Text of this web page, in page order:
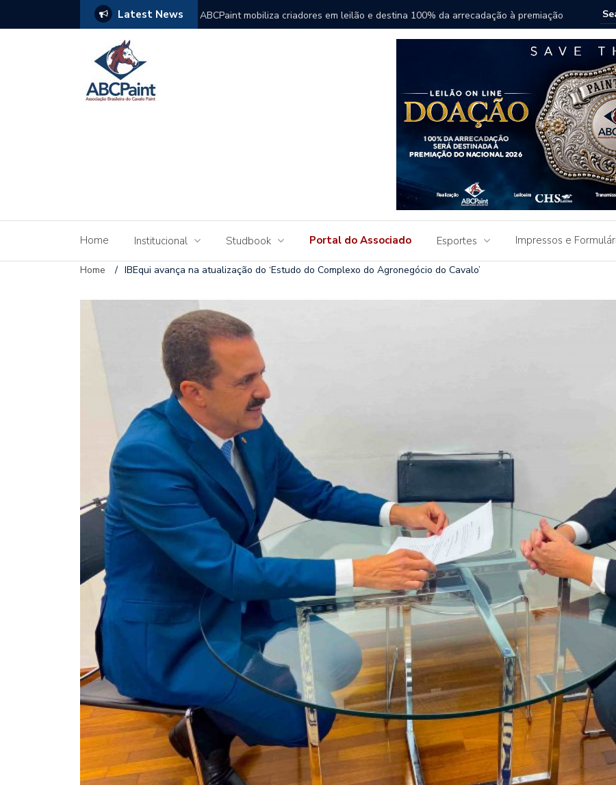
Latest News
100% da arrecadação à premiação Genética brasileira ganha destaque em Leilão Paint Horse do Uruguai
Leilão
do Paint
Home Institucional Studbook Portal do Associado Esportes Impressos e
Home / IBEqui avança na atualização do ‘Estudo do Complexo do Agronegócio do Cavalo’